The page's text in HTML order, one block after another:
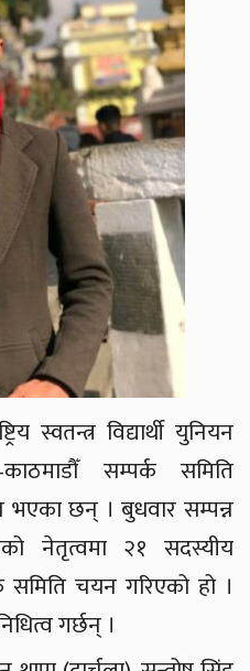
स्वतन्त्र विद्यार्थी युनियन
सम्पर्क समिति
भएका छन् । बुधवार सम्पन्न
नेतृत्वमा २१ सदस्यीय
समिति चयन गरिएको हो ।
गर्छन् ।